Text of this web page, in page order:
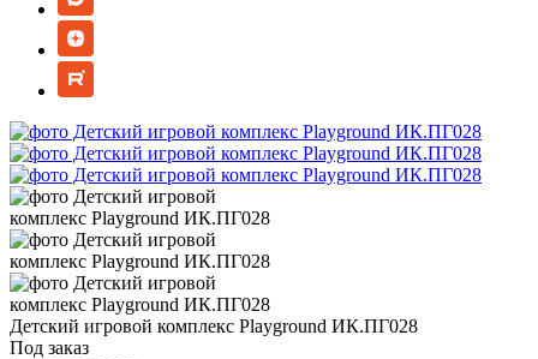
Детский игровой комплекс Playground ИК.ПГ028
Под заказ